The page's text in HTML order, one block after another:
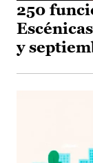
250
y